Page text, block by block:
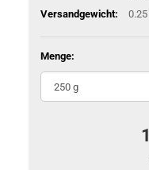
Versandgewicht: 0.25
Menge: